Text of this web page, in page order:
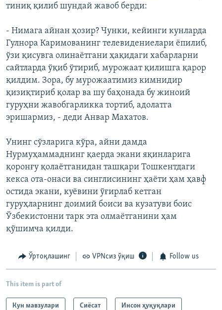
тиниқ қилиб шундай жавоб берди:
- Нимага айнан ҳозир? Чунки, кейинги кунларда
Гулнора Каримованинг телевидениелари ёпилиб,
ўзи қисувга олинаётгани ҳақидаги хабарларни
сайтларда ўқиб ўтириб, мурожаат қилишга қарор
қилдим. Зора, бу мурожаатимиз кимнидир
қизиқтириб қолар ва шу баҳонада бу жиноий
гуруҳни жавобгарликка тортиб, адолатга
эришармиз, - деди Анвар Махатов.
Унинг сўзларига кўра, айни дамда
Нурмуҳаммаднинг қаерда экани яқинларига
қоронғу қолаётганидан ташқари Тошкентдаги
кекса ота-онаси ва синглисининг ҳаёти ҳам ҳавф
остида экани, куёвини ўғирлаб кетган
гуруҳларнинг доимий боиси ва кузатуви боис
Ўзбекистонни тарк эта олмаётганини ҳам
қўшимча қилди.
Ўртоқлашинг VPNсиз ўқиш Follow us
This item is part of
Кун мавзулари Сиёсат Инсон ҳуқуқлари